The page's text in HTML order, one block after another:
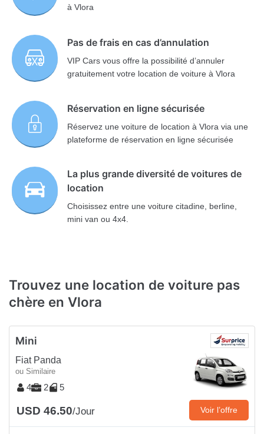
à Vlora
Pas de frais en cas d’annulation
VIP Cars vous offre la possibilité d’annuler
gratuitement votre location de voiture à Vlora
Réservation en ligne sécurisée
Réservez une voiture de location à Vlora via une
plateforme de réservation en ligne sécurisée
La plus grande diversité de voitures de
location
Choisissez entre une voiture citadine, berline,
mini van ou 4x4.
Trouvez une location de voiture pas
chère en Vlora
Mini
Fiat Panda
ou Similaire
4 2 5
USD 46.50/Jour Voir l’offre